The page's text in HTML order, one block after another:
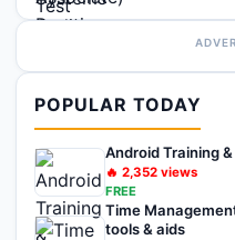
POPULAR TODAY
Android Training
🔥 2,352 views
FREE
Time
tools & aids